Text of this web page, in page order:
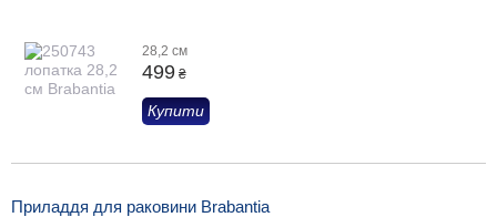
28,2 см
499 ₴
Купити
Приладдя для раковини Brabantia